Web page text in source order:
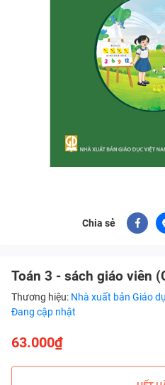
Chia sẻ
Toán 3 - sách giáo viên
Thương hiệu: Nhà xuất bản Giáo
Đang cập nhật
63.000₫